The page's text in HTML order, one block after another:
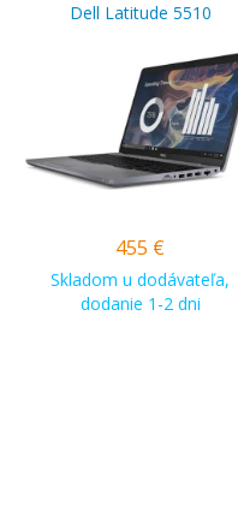
Dell Latitude 5510
455 €
Skladom u dodávateľa,
dodanie 1-2 dni